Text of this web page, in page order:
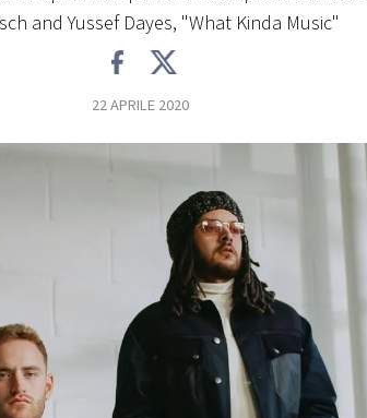
and Yussef Dayes, "What Kinda Music"
22 APRILE 2020